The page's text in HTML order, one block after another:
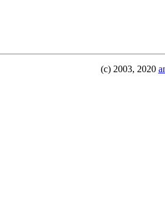
(c) 2003, 2020